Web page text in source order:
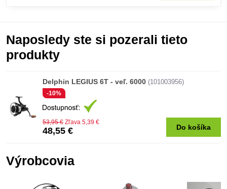
Naposledy ste si pozerali tieto
produkty
Delphin LEGIUS 6T - veľ. 6000 (101003956)
-10%
48,55 €
53,95 € Zľava 5,39 €
Do košíka
Výrobcovia